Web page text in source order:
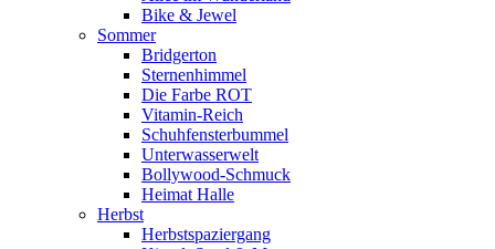
Bike & Jewel
Sommer
Bridgerton
Sternenhimmel
Die Farbe ROT
Vitamin-Reich
Schuhfensterbummel
Unterwasserwelt
Bollywood-Schmuck
Heimat Halle
Herbst
Herbstspaziergang